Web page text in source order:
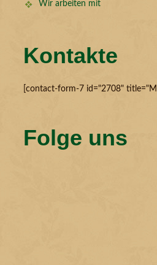
Wir arbeiten mit
Kontakte
[contact-form-7 id="2708"
Folge uns